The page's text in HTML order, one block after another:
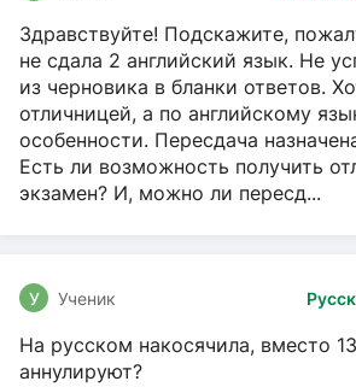
Здравствуйте! Подскажите,
не сдала 2 английский язык. Не
из черновика в бланки ответов.
отличницей, а по английскому
особенности. Пересдача
Есть ли возможность получить
экзамен? И, можно ли пересд...
У Ученик
На русском накосячила, вместо
аннулируют?